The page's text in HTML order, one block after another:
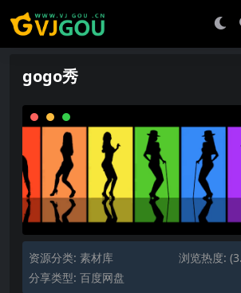
gogo秀
资源分类: 素材库
浏览热度:
分享类型: 百度网盘